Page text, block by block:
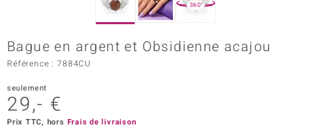
Paraíso
360°
Bague en argent et Obsidienne acajou
Référence : 7884CU
seulement
29,- €
Prix TTC, hors Frais de livraison